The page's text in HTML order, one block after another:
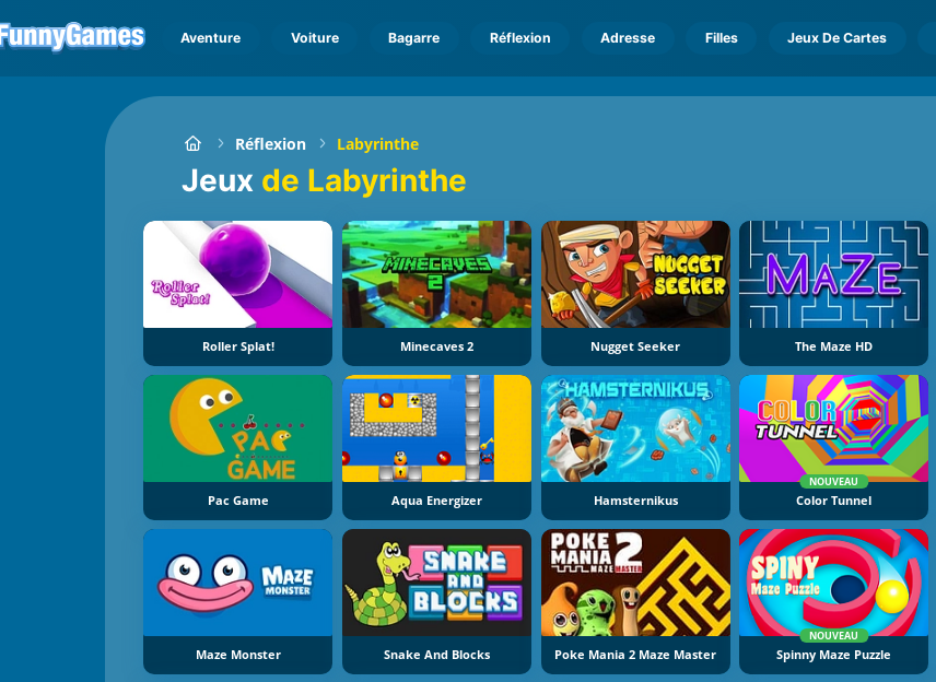
Aventure Voiture Bagarre Réflexion Adresse Filles Jeux De Cartes
Réflexion Labyrinthe
Jeux de Labyrinthe
Roller Splat! Minecaves 2 Nugget Seeker The Maze HD
Pac Game Aqua Energizer Hamsternikus
NOUVEAU
Color Tunnel
Maze Monster Snake And Blocks Poke Mania 2 Maze Master
NOUVEAU
Spinny Maze Puzzle